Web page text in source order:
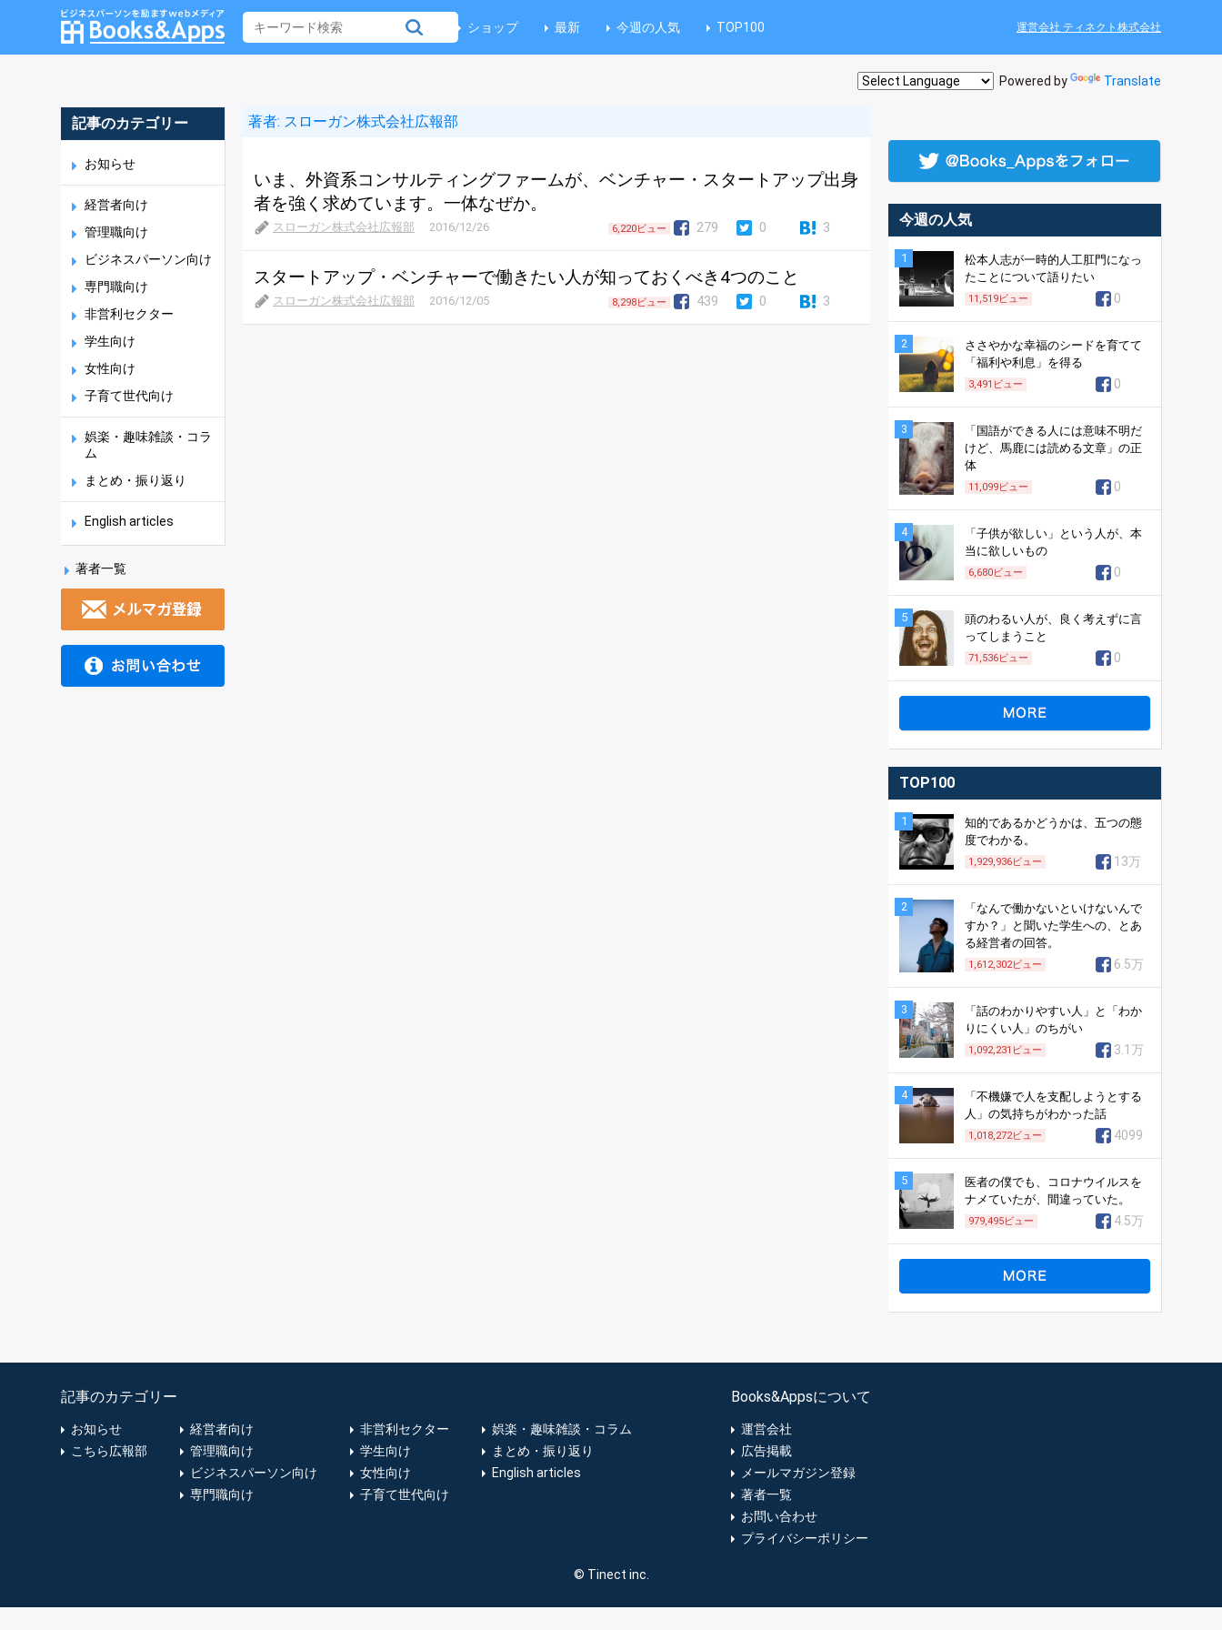
ショップ 最新 今週の人気 TOP100 運営会社 ティネクト株式会社
Powered by Translate
記事のカテゴリー
お知らせ
経営者向け
管理職向け
ビジネスパーソン向け
専門職向け
非営利セクター
学生向け
女性向け
子育て世代向け
娯楽・趣味雑談・コラ
ム
まとめ・振り返り
English articles
著者一覧
著者: スローガン株式会社広報部
いま、外資系コンサルティングファームが、ベンチャー・スタートアップ出身
者を強く求めています。一体なぜか。
スローガン株式会社広報部 2016/12/26 6,220ビュー 279 0 3
スタートアップ・ベンチャーで働きたい人が知っておくべき4つのこと
スローガン株式会社広報部 2016/12/05 8,298ビュー 439 0 3
今週の人気
1
松本人志が一時的人工肛門になっ
たことについて語りたい
11,519ビュー 0
2
ささやかな幸福のシードを育てて
「福利や利息」を得る
3,491 ビュー 0
3
「国語ができる人には意味不明だ
けど、馬鹿には読める文章」の正
体
11,099ビュー 0
4
「子供が欲しい」という人が、本
当に欲しいもの
6,680ビュー 0
5
頭のわるい人が、良く考えずに言
ってしまうこと
71,536ビュー 0
TOP100
1
知的であるかどうかは、五つの態
度でわかる。
1,929,936ビュー 13万
2
「なんで働かないといけないんで
すか？」と聞いた学生への、とあ
る経営者の回答。
1,612,302ビュー 6.5万
3
「話のわかりやすい人」と「わか
りにくい人」のちがい
1,092,231 ビュー 3.1万
4
「不機嫌で人を支配しようとする
人」の気持ちがわかった話
1,018,272ビュー 4099
5
医者の僕でも、コロナウイルスを
ナメていたが、間違っていた。
979,495ビュー 4.5万
記事のカテゴリー
お知らせ
こちら広報部
経営者向け
管理職向け
ビジネスパーソン向け
専門職向け
非営利セクター
学生向け
女性向け
子育て世代向け
娯楽・趣味雑談・コラム
まとめ・振り返り
English articles
Books&Appsについて
運営会社
広告掲載
メールマガジン登録
著者一覧
お問い合わせ
プライバシーポリシー
© Tinect inc.